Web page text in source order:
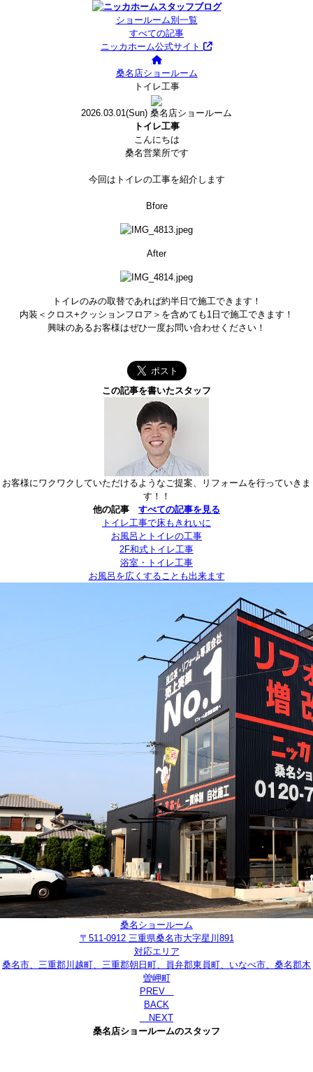
ショールーム別一覧
すべての記事
ニッカホーム公式サイト
桑名店ショールーム
トイレ工事
2026.03.01(Sun) 桑名店ショールーム
トイレ工事
こんにちは
桑名営業所です
今回はトイレの工事を紹介します
Bfore
After
トイレのみの取替であれば約半日で施工できます！
内装＜クロス+クッションフロア＞を含めても1日で施工できます！
興味のあるお客様はぜひ一度お問い合わせください！
この記事を書いたスタッフ
お客様にワクワクしていただけるようなご提案、リフォームを行っていきま
す！！
他の記事 すべての記事を見る
トイレ工事で床もきれいに
お風呂とトイレの工事
2F和式トイレ工事
浴室・トイレ工事
お風呂を広くすることも出来ます
桑名ショールーム
〒511-0912 三重県桑名市大字星川891
対応エリア
桑名市、三重郡川越町、三重郡朝日町、員弁郡東員町、いなべ市、桑名郡木
曽岬町
PREV
BACK
NEXT
桑名店ショールームのスタッフ